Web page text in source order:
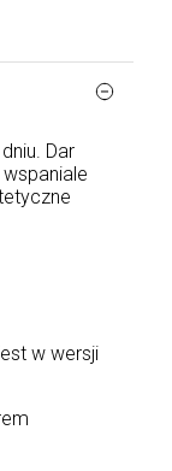
Dar
w wersji